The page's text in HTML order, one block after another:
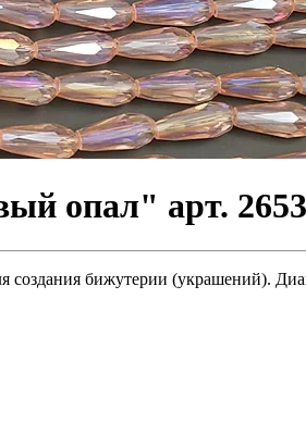
опал" арт.
создания бижутерии (украшений).